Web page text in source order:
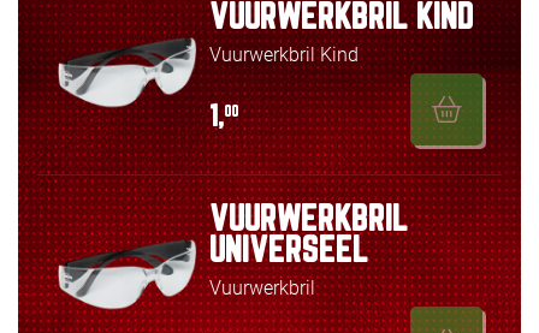
VUURWERKBRIL KIND
Vuurwerkbril Kind
1,00
VUURWERKBRIL
UNIVERSEEL
Vuurwerkbril